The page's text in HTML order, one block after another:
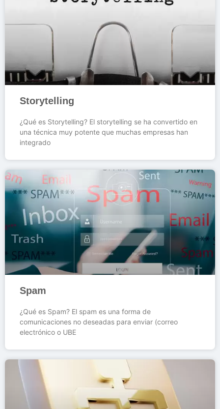
Storytelling
¿Qué es Storytelling? El storytelling se ha convertido en
una técnica muy potente que muchas empresas han
integrado
Spam
¿Qué es Spam? El spam es una forma de
comunicaciones no deseadas para enviar (correo
electrónico o UBE